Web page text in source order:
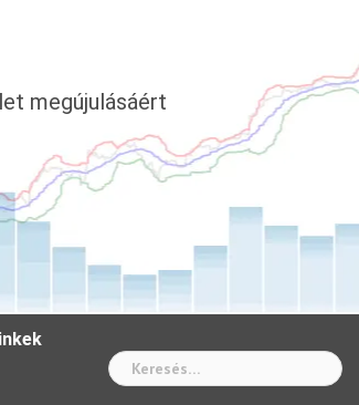
megújulásáért